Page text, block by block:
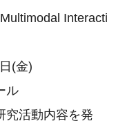
Interacti
(金)
ル
究活動内容を発